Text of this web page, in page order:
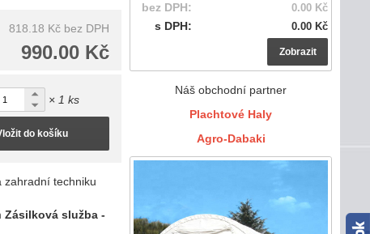
bez DPH:
0.00 Kč
s DPH: 0.00 Kč
Zobrazit
Náš obchodní partner
Plachtové Haly
Agro-Dabaki
818.18 Kč bez DPH
990.00 Kč
× 1 ks
do košíku
zahradní techniku
Zásilková služba -